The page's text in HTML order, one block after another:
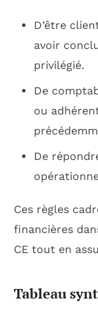
D’être
avoir
privilégié.
De
ou
De
Ces règles
financières
CE tout en
Tableau